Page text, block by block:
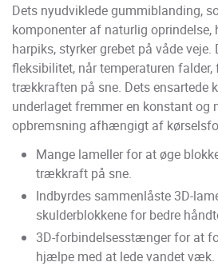
Dets nyudviklede gummiblanding,
komponenter af naturlig oprindelse,
harpiks, styrker grebet på våde veje.
fleksibilitet, når temperaturen
trækkraften på sne. Dets ensartede
underlaget fremmer en konstant og
opbremsning afhængigt af
Mange lameller for at øge
trækkraft på sne.
Indbyrdes sammenlåste 3D-
skulderblokkene for bedre
3D-forbindelsesstænger for at
hjælpe med at lede vandet væk.